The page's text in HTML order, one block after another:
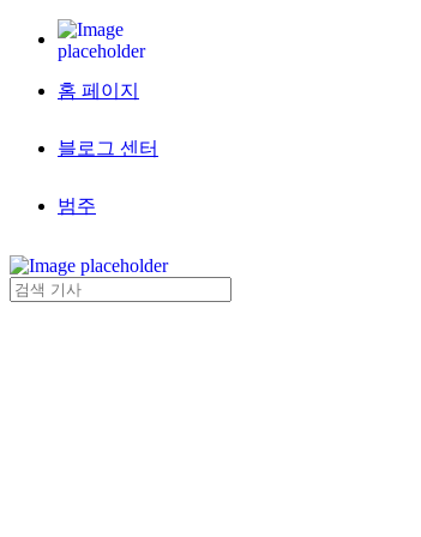
홈 페이지
블로그 센터
범주